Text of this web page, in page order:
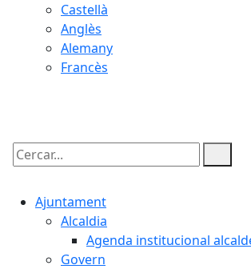
Castellà
Anglès
Alemany
Francès
Cercar:
Ajuntament
Alcaldia
Agenda institucional
Govern